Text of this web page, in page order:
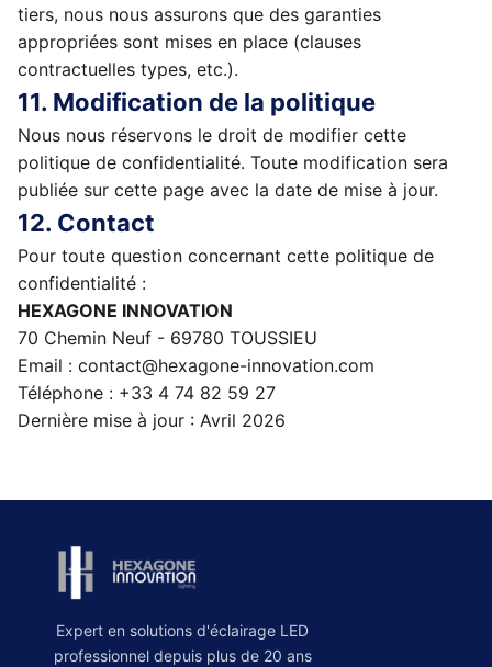
tiers, nous nous assurons que des garanties
appropriées sont mises en place (clauses
contractuelles types, etc.).
11. Modification de la politique
Nous nous réservons le droit de modifier cette
politique de confidentialité. Toute modification sera
publiée sur cette page avec la date de mise à jour.
12. Contact
Pour toute question concernant cette politique de
confidentialité :
HEXAGONE INNOVATION
70 Chemin Neuf - 69780 TOUSSIEU
Email : contact@hexagone-innovation.com
Téléphone : +33 4 74 82 59 27
Dernière mise à jour : Avril 2026
Expert en solutions d'éclairage LED
professionnel depuis plus de 20 ans